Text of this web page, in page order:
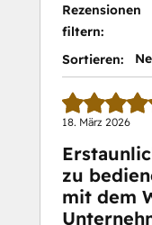
Rezensionen
filtern:
Sortieren:
18. März 2026
zu
mit dem